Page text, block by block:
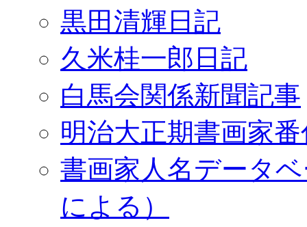
黒田清輝日記
久米桂一郎日記
白馬会関係新聞記事
明治大正期書画家
書画家人名データ
による）